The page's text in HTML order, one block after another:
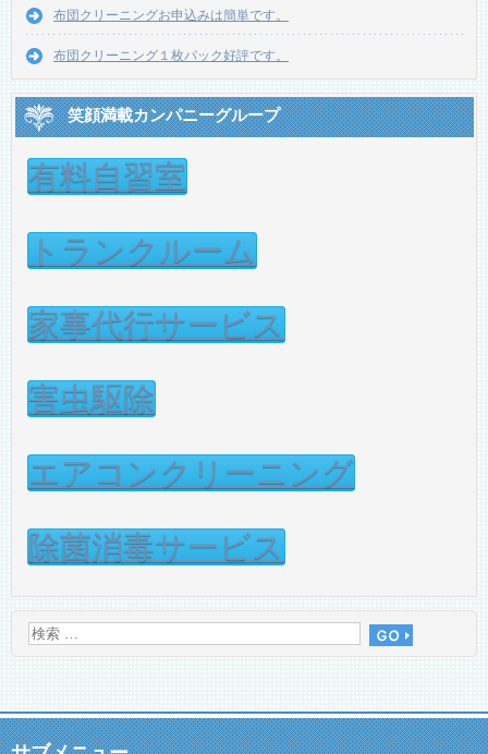
布団クリーニングお申込みは簡単です。
布団クリーニング１枚パック好評です。
笑顔満載カンパニーグループ
有料自習室
トランクルーム
家事代行サービス
害虫駆除
エアコンクリーニング
除菌消毒サービス